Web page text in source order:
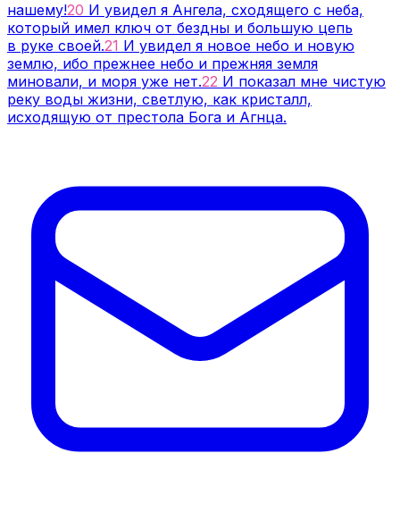
нашему!20 И увидел я Ангела, сходящего с неба,
который имел ключ от бездны и большую цепь
в руке своей.21 И увидел я новое небо и новую
землю, ибо прежнее небо и прежняя земля
миновали, и моря уже нет.22 И показал мне чистую
реку воды жизни, светлую, как кристалл,
исходящую от престола Бога и Агнца.